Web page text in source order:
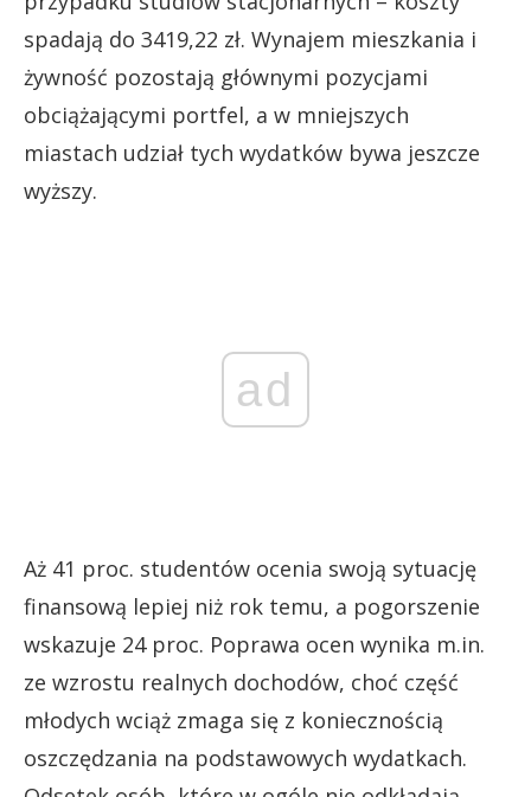
spadają do 3419,22 zł. Wynajem mieszkania i
żywność pozostają głównymi pozycjami
obciążającymi portfel, a w mniejszych
miastach udział tych wydatków bywa jeszcze
wyższy.
ad
Aż 41 proc. studentów ocenia swoją sytuację
finansową lepiej niż rok temu, a pogorszenie
wskazuje 24 proc. Poprawa ocen wynika m.in.
ze wzrostu realnych dochodów, choć część
młodych wciąż zmaga się z koniecznością
oszczędzania na podstawowych wydatkach.